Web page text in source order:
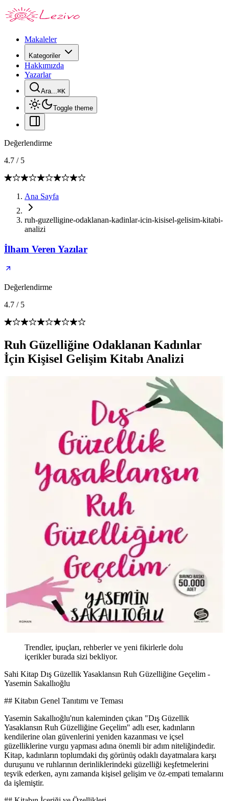
Makaleler
Kategoriler
Hakkımızda
Yazarlar
Ara...⌘K
Toggle theme
Değerlendirme
4.7 / 5
Ana Sayfa
ruh-guzelligine-odaklanan-kadinlar-icin-kisisel-gelisim-kitabi-
analizi
İlham Veren Yazılar
Değerlendirme
4.7 / 5
Ruh Güzelliğine Odaklanan Kadınlar
İçin Kişisel Gelişim Kitabı Analizi
Trendler, ipuçları, rehberler ve yeni fikirlerle dolu
içerikler burada sizi bekliyor.
Sahi Kitap Dış Güzellik Yasaklansın Ruh Güzelliğine Geçelim -
Yasemin Sakallıoğlu
## Kitabın Genel Tanıtımı ve Teması
Yasemin Sakallıoğlu'nun kaleminden çıkan "Dış Güzellik
Yasaklansın Ruh Güzelliğine Geçelim" adlı eser, kadınların
kendilerine olan güvenlerini yeniden kazanması ve içsel
güzelliklerine vurgu yapması adına önemli bir adım niteliğindedir.
Kitap, kadınların toplumdaki dış görünüş odaklı dayatmalara karşı
duruşunu ve ruhlarının derinliklerindeki güzelliği keşfetmelerini
teşvik ederken, aynı zamanda kişisel gelişim ve öz-empati temalarını
da işlemiştir.